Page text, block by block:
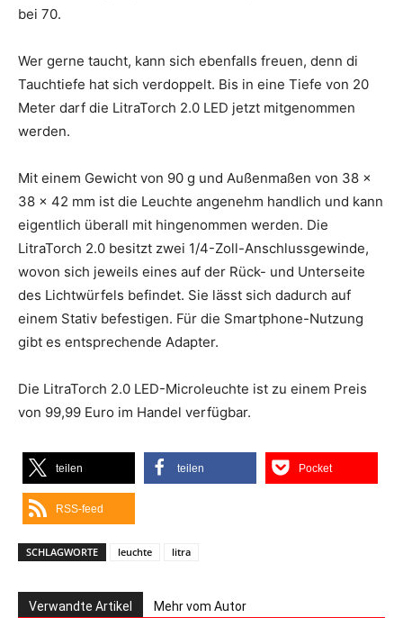
bei 70.
Wer gerne taucht, kann sich ebenfalls freuen, denn di
Tauchtiefe hat sich verdoppelt. Bis in eine Tiefe von 20
Meter darf die LitraTorch 2.0 LED jetzt mitgenommen
werden.
Mit einem Gewicht von 90 g und Außenmaßen von 38 x
38 x 42 mm ist die Leuchte angenehm handlich und kann
eigentlich überall mit hingenommen werden. Die
LitraTorch 2.0 besitzt zwei 1/4-Zoll-Anschlussgewinde,
wovon sich jeweils eines auf der Rück- und Unterseite
des Lichtwürfels befindet. Sie lässt sich dadurch auf
einem Stativ befestigen. Für die Smartphone-Nutzung
gibt es entsprechende Adapter.
Die LitraTorch 2.0 LED-Microleuchte ist zu einem Preis
von 99,99 Euro im Handel verfügbar.
teilen teilen Pocket
RSS-feed
SCHLAGWORTE leuchte litra
Verwandte Artikel Mehr vom Autor